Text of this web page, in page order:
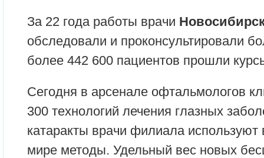
За 22 года работы врачи
обследовали и проконсультировали
более 442 600 пациентов прошли
Сегодня в арсенале офтальмологов
300 технологий лечения глазных
катаракты врачи филиала
мире методы. Удельный вес новых